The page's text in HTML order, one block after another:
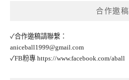
合作邀稿
✓合作邀稿請聯繫：
aniceball1999@gmail.com
✓FB粉專 https://www.facebook.com/aball